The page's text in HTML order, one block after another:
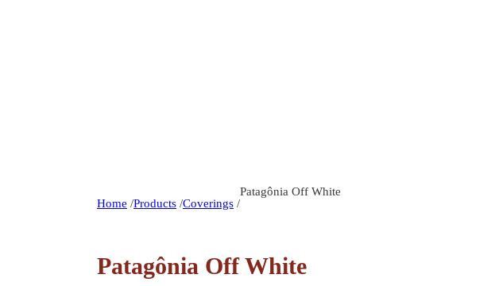
Home /Products /Coverings /
Patagônia Off White
Patagônia Off White